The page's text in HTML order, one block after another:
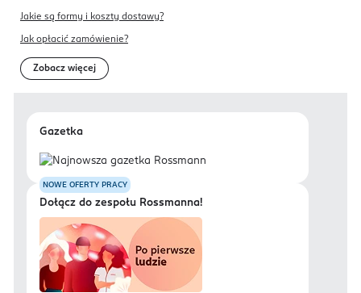
Jakie są formy i koszty dostawy?
Jak opłacić zamówienie?
Zobacz więcej
Gazetka
NOWE OFERTY PRACY
Dołącz do zespołu Rossmanna!